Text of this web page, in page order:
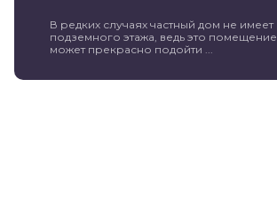
В редких случаях частный дом не имеет
подземного этажа, ведь это помещение
может прекрасно подойти ...